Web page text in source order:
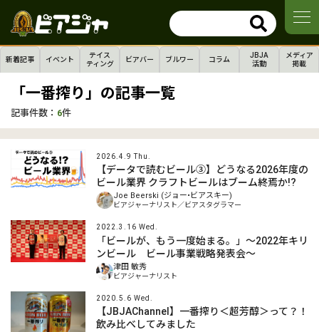
新着記事 イベント
テイス
ティング
ビアバー ブルワー コラム
JBJA
活動
メディア
掲載
「一番搾り」の記事一覧
記事件数： 6件
2026.4.9 Thu.
【データで読むビール③】どうなる2026年度の
ビール業界 クラフトビールはブーム終焉か!?
Joe Beerski (ジョー•ビアスキー)
ビアジャーナリスト／ビアスタグラマー
2022.3.16 Wed.
「ビールが、もう一度始まる。」～2022年キリ
ンビール ビール事業戦略発表会～
津田 敏秀
ビアジャーナリスト
2020.5.6 Wed.
【JBJAChannel】一番搾り＜超芳醇＞って？！
飲み比べしてみました